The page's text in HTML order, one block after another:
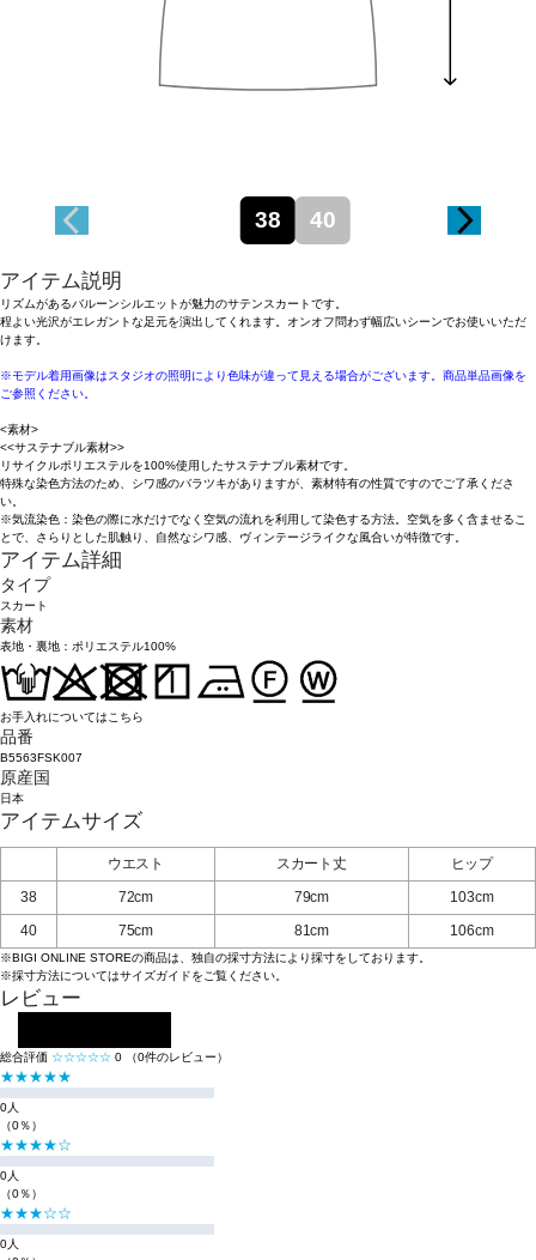
38 40
アイテム説明
リズムがあるバルーンシルエットが魅力のサテンスカートです。
程よい光沢がエレガントな足元を演出してくれます。オンオフ問わず幅広いシーンでお使いいただ
けます。
※モデル着用画像はスタジオの照明により色味が違って見える場合がございます。商品単品画像を
ご参照ください。
<素材>
<<サステナブル素材>>
リサイクルポリエステルを100%使用したサステナブル素材です。
特殊な染色方法のため、シワ感のバラツキがありますが、素材特有の性質ですのでご了承くださ
い。
※気流染色：染色の際に水だけでなく空気の流れを利用して染色する方法。空気を多く含ませるこ
とで、さらりとした肌触り、自然なシワ感、ヴィンテージライクな風合いが特徴です。
アイテム詳細
タイプ
スカート
素材
表地・裏地：ポリエステル100%
お手入れについてはこちら
品番
B5563FSK007
原産国
日本
アイテムサイズ
ウエスト スカート丈
ヒップ
38
72cm 79cm
103cm
40
75cm 81cm 106cm
※BIGI ONLINE STOREの商品は、独自の採寸方法により採寸をしております。
※採寸方法についてはサイズガイドをご覧ください。
レビュー
総合評価 ☆☆☆☆☆ 0 （0件のレビュー）
★★★★★
0人
（0％）
★★★★☆
0人
（0％）
★★★☆☆
0人